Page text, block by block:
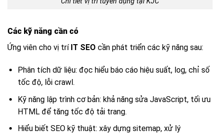
Các kỹ năng cần có
Ứng viên cho vị trí IT SEO cần phát triển các kỹ năng sau:
Phân tích dữ liệu: đọc hiểu báo cáo hiệu suất, log, chỉ số
tốc độ, lỗi crawl.
Kỹ năng lập trình cơ bản: khả năng sửa JavaScript, tối ưu
HTML để tăng tốc độ tải trang.
Hiểu biết SEO kỹ thuật: xây dựng sitemap, xử lý